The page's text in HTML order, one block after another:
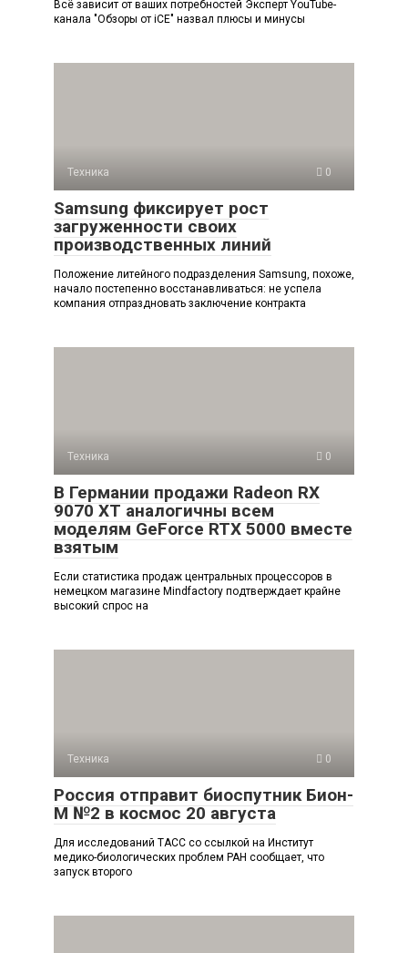
Всё зависит от ваших потребностей Эксперт YouTube-
канала "Обзоры от iCE" назвал плюсы и минусы
Техника 0
Samsung фиксирует рост
загруженности своих
производственных линий
Положение литейного подразделения Samsung, похоже,
начало постепенно восстанавливаться: не успела
компания отпраздновать заключение контракта
Техника 0
В Германии продажи Radeon RX
9070 XT аналогичны всем
моделям GeForce RTX 5000 вместе
взятым
Если статистика продаж центральных процессоров в
немецком магазине Mindfactory подтверждает крайне
высокий спрос на
Техника 0
Россия отправит биоспутник Бион-
М №2 в космос 20 августа
Для исследований ТАСС со ссылкой на Институт
медико-биологических проблем РАН сообщает, что
запуск второго